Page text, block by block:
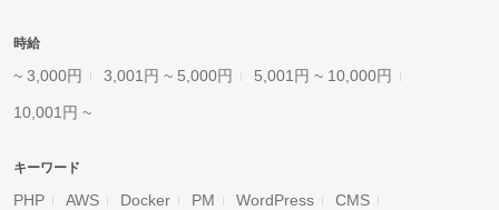
時給
~ 3,000円 3,001円 ~ 5,000円 5,001円 ~ 10,000円
10,001円 ~
キーワード
PHP AWS Docker PM WordPress CMS